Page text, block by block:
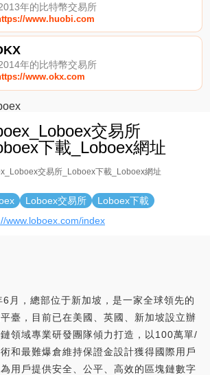
年的比特幣交易所
www.huobi.com
年的比特幣交易所
www.okx.com
交易所
下載_Loboex網址
交易所_Loboex下載_Loboex網址
Loboex交易所
Loboex下載
www.loboex.com/index
月，總部位于新加坡，是一家全球領先的
臺，目前已在美國、英國、新加坡設立辦
領域專業研發團隊傾力打造，以100萬單/
和最難爆倉維持保證金設計獲得國際用戶
用戶提供安全、公平、高效的區塊鏈數字